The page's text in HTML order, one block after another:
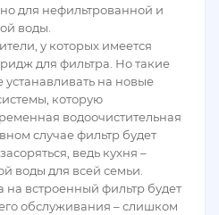
для нефильтрованной и
воды.
у которых имеется
для фильтра. Но такие
устанавливать на новые
которую
водоочистительная
случае фильтр будет
ведь кухня –
воды для всей семьи.
на встроенный фильтр будет
обслуживания – слишком